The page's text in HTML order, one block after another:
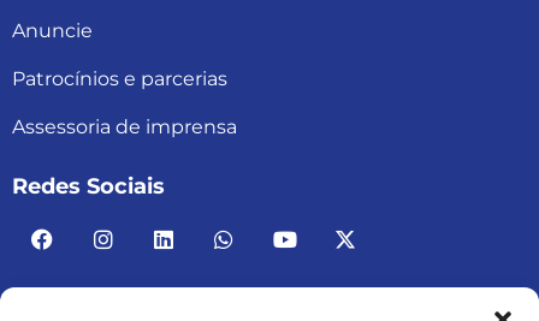
Anuncie
Patrocínios e parcerias
Assessoria de imprensa
Redes Sociais